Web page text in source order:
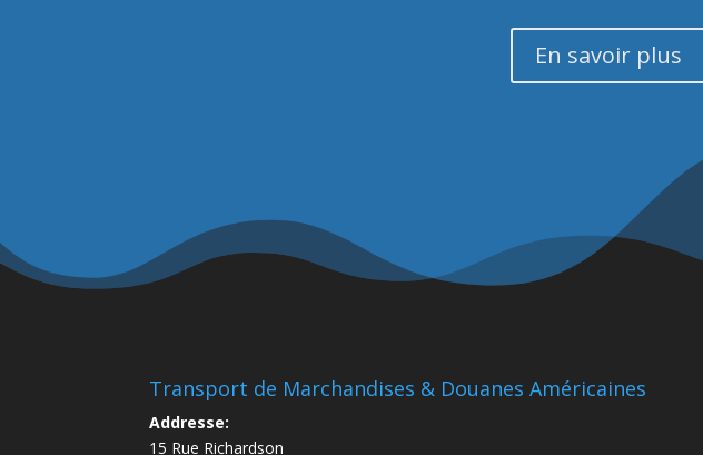
En savoir plus
Transport de Marchandises & Douanes Américaines
Addresse:
15 Rue Richardson